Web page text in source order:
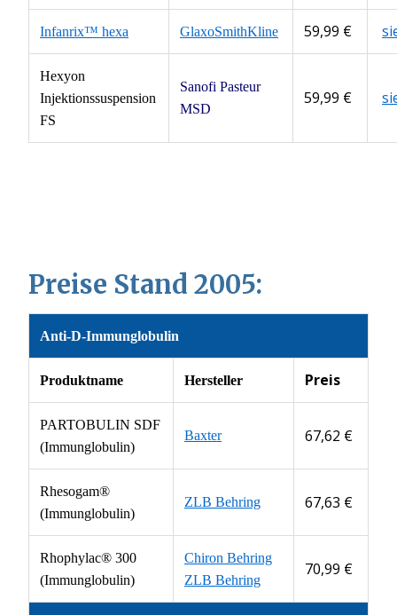
Infanrix™ hexa GlaxoSmithKline 59,99 €
Hexyon
Injektionssuspension
FS
Sanofi Pasteur
MSD
59,99 €
Preise Stand 2005:
Anti-D-Immunglobulin
Produktname Hersteller Preis
PARTOBULIN SDF
(Immunglobulin)
Baxter 67,62 €
Rhesogam®
(Immunglobulin)
ZLB Behring 67,63 €
Rhophylac® 300
(Immunglobulin)
Chiron Behring
ZLB Behring
70,99 €